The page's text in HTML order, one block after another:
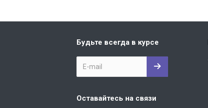
Будьте всегда в курсе
Оставайтесь на связи